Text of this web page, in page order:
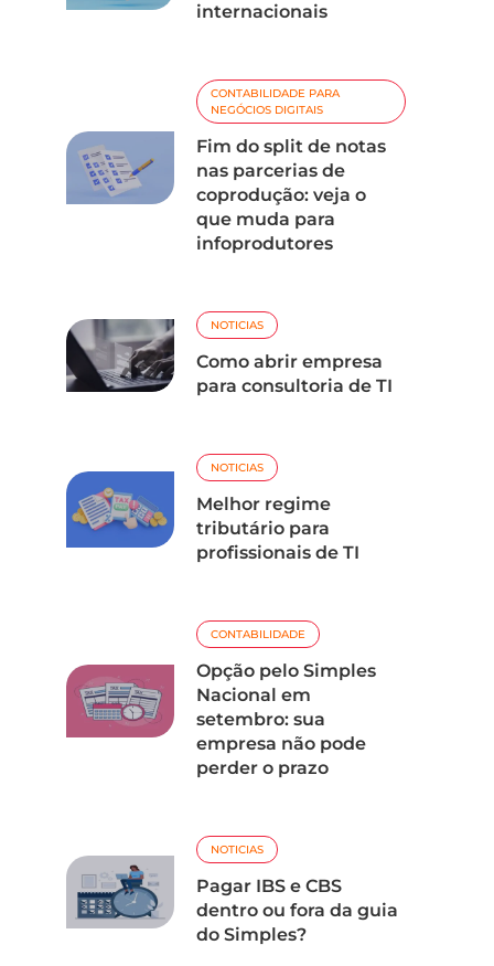
internacionais
CONTABILIDADE PARA
NEGÓCIOS DIGITAIS
Fim do split de notas
nas parcerias de
coprodução: veja o
que muda para
infoprodutores
NOTICIAS
Como abrir empresa
para consultoria de TI
NOTICIAS
Melhor regime
tributário para
profissionais de TI
CONTABILIDADE
Opção pelo Simples
Nacional em
setembro: sua
empresa não pode
perder o prazo
NOTICIAS
Pagar IBS e CBS
dentro ou fora da guia
do Simples?